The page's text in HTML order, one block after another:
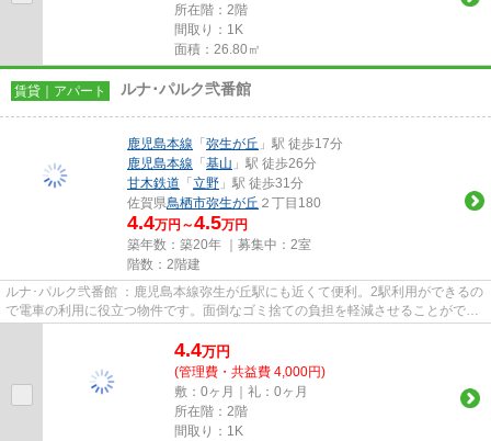
所在階：2階
間取り：1K
面積：26.80㎡
賃貸｜アパート ルナ･パルク弐番館
鹿児島本線 「弥生が丘 」駅 徒歩17分
鹿児島本線 「基山 」駅 徒歩26分
甘木鉄道 「立野 」駅 徒歩31分
佐賀県鳥栖市弥生が丘 ２丁目180
4.4万円～4.5万円
築年数：築20年 ｜募集中： 2室
階数：2階建
ルナ･パルク弐番館 ：鹿児島本線弥生が丘駅にも近くて便利。2駅利用ができるの
で電車の利用に役立つ物件です。面倒なゴミ捨ての負担を軽減させることができ
るのが敷地内ごみ置き場の魅...
4.4万円
(管理費・共益費 4,000円)
敷：0ヶ月｜礼：0ヶ月
所在階：2階
間取り：1K